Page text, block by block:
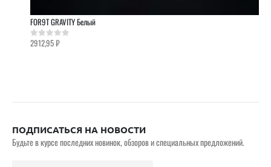
FOR9T GRAVITY Белый
0out of 5
2912,95₽
ПОДПИСАТЬСЯ НА НОВОСТИ
Будьте в курсе последних новинок, обзоров и специальных предложений.